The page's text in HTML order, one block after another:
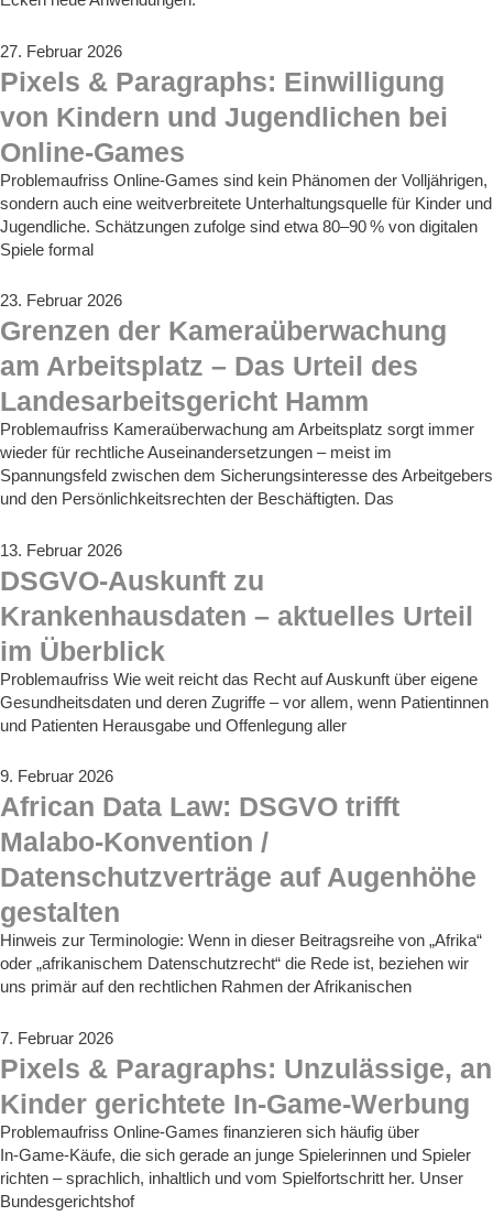
27. Februar 2026
Pixels & Paragraphs: Einwilligung
von Kindern und Jugendlichen bei
Online-Games
Problemaufriss Online-Games sind kein Phänomen der Volljährigen,
sondern auch eine weitverbreitete Unterhaltungsquelle für Kinder und
Jugendliche. Schätzungen zufolge sind etwa 80–90 % von digitalen
Spiele formal
23. Februar 2026
Grenzen der Kameraüberwachung
am Arbeitsplatz – Das Urteil des
Landesarbeitsgericht Hamm
Problemaufriss Kameraüberwachung am Arbeitsplatz sorgt immer
wieder für rechtliche Auseinandersetzungen – meist im
Spannungsfeld zwischen dem Sicherungsinteresse des Arbeitgebers
und den Persönlichkeitsrechten der Beschäftigten. Das
13. Februar 2026
DSGVO-Auskunft zu
Krankenhausdaten – aktuelles Urteil
im Überblick
Problemaufriss Wie weit reicht das Recht auf Auskunft über eigene
Gesundheitsdaten und deren Zugriffe – vor allem, wenn Patientinnen
und Patienten Herausgabe und Offenlegung aller
9. Februar 2026
African Data Law: DSGVO trifft
Malabo-Konvention /
Datenschutzverträge auf Augenhöhe
gestalten
Hinweis zur Terminologie: Wenn in dieser Beitragsreihe von „Afrika“
oder „afrikanischem Datenschutzrecht“ die Rede ist, beziehen wir
uns primär auf den rechtlichen Rahmen der Afrikanischen
7. Februar 2026
Pixels & Paragraphs: Unzulässige, an
Kinder gerichtete In-Game-Werbung
Problemaufriss Online-Games finanzieren sich häufig über
In‑Game‑Käufe, die sich gerade an junge Spielerinnen und Spieler
richten – sprachlich, inhaltlich und vom Spielfortschritt her. Unser
Bundesgerichtshof